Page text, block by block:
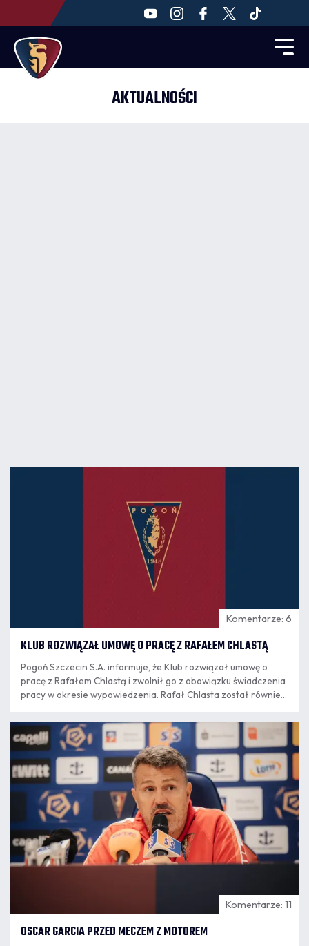
AKTUALNOŚCI
Komentarze: 6
KLUB ROZWIĄZAŁ UMOWĘ O PRACĘ Z RAFAŁEM CHLASTĄ
Pogoń Szczecin S.A. informuje, że Klub rozwiązał umowę o
pracę z Rafałem Chlastą i zwolnił go z obowiązku świadczenia
pracy w okresie wypowiedzenia. Rafał Chlasta został również
Pogoni Szczecin SA. Decyzja jest konsekwencją publikacji
Rafała Chlasty na serwisie społecznościowym "X".
07.08
16:34
Komentarze: 11
OSCAR GARCIA PRZED MECZEM Z MOTOREM